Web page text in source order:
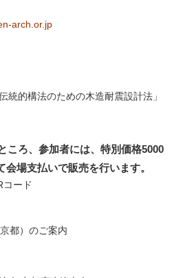
arch.or.jp
統的構法のための木造耐震設計法」
ころ、参加者には、特別価格5000
会場支払いで販売を行います。
コード
都）のご案内